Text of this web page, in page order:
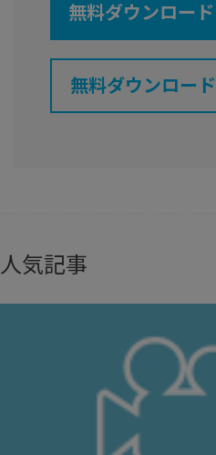
無料ダウンロード
無料ダウンロード
人気記事